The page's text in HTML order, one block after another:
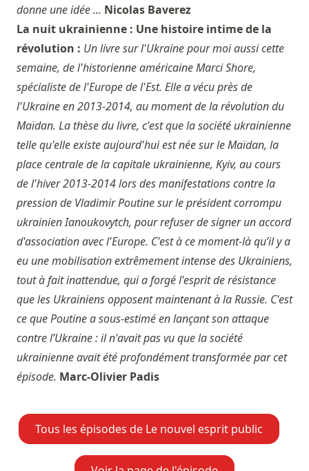
donne une idée ... Nicolas Baverez
La nuit ukrainienne : Une histoire intime de la
révolution : Un livre sur l'Ukraine pour moi aussi cette
semaine, de l'historienne américaine Marci Shore,
spécialiste de l'Europe de l'Est. Elle a vécu près de
l'Ukraine en 2013-2014, au moment de la révolution du
Maïdan. La thèse du livre, c'est que la société ukrainienne
telle qu'elle existe aujourd'hui est née sur le Maïdan, la
place centrale de la capitale ukrainienne, Kyiv, au cours
de l'hiver 2013-2014 lors des manifestations contre la
pression de Vladimir Poutine sur le président corrompu
ukrainien Ianoukovytch, pour refuser de signer un accord
d'association avec l'Europe. C'est à ce moment-là qu’il y a
eu une mobilisation extrêmement intense des Ukrainiens,
tout à fait inattendue, qui a forgé l'esprit de résistance
que les Ukrainiens opposent maintenant à la Russie. C'est
ce que Poutine a sous-estimé en lançant son attaque
contre l’Ukraine : il n'avait pas vu que la société
ukrainienne avait été profondément transformée par cet
épisode. Marc-Olivier Padis
Tous les épisodes de Le nouvel esprit public